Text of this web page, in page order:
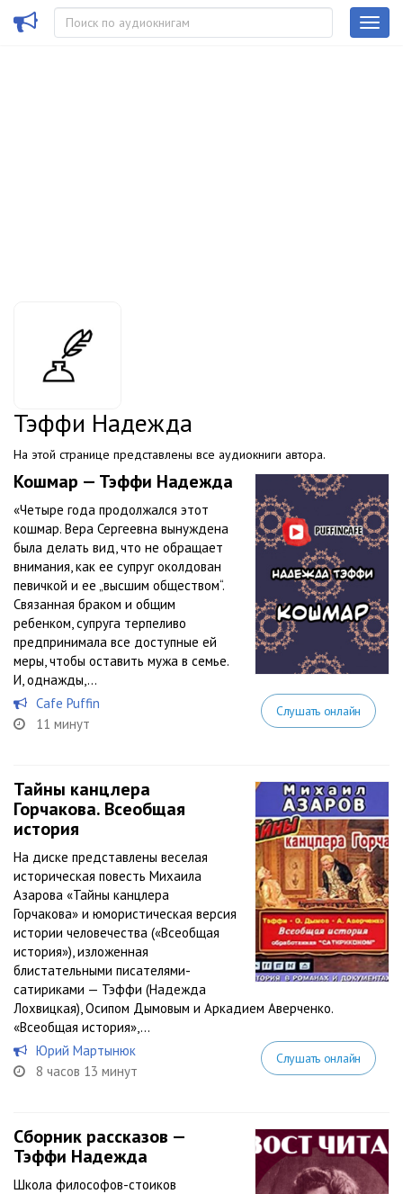
Тэффи Надежда
На этой странице представлены все аудиокниги автора.
Кошмар — Тэффи Надежда
«Четыре года продолжался этот
кошмар. Вера Сергеевна вынуждена
была делать вид, что не обращает
внимания, как ее супруг околдован
певичкой и ее „высшим обществом“.
Связанная браком и общим
ребенком, супруга терпеливо
предпринимала все доступные ей
меры, чтобы оставить мужа в семье.
И, однажды,...
Cafe Puffin
11 минут
Слушать онлайн
Тайны канцлера
Горчакова. Всеобщая
история
На диске представлены веселая
историческая повесть Михаила
Азарова «Тайны канцлера
Горчакова» и юмористическая версия
истории человечества («Всеобщая
история»), изложенная
блистательными писателями-
сатириками — Тэффи (Надежда
Лохвицкая), Осипом Дымовым и Аркадием Аверченко.
«Всеобщая история»,...
Юрий Мартынюк
8 часов 13 минут
Слушать онлайн
Сборник рассказов —
Тэффи Надежда
Школа философов-стоиков